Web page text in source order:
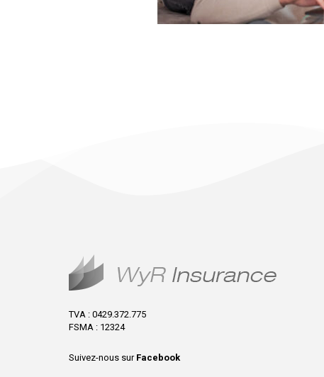
TVA : 0429.372.775
FSMA : 12324
Suivez-nous sur Facebook